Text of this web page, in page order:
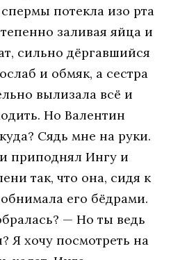
потекла изо рта
заливая яйца и
сильно дёргавшийся
и обмяк, а сестра
вылизала всё и
Но Валентин
Сядь мне на руки.
приподнял Ингу и
так, что она, сидя к
его бёдрами.
— Но ты ведь
Я хочу посмотреть на